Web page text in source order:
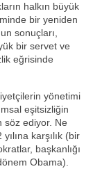
halkın büyük
bir yeniden
sonuçları,
bir servet ve
eğrisinde
yönetimi
eşitsizliğin
söz ediyor. Ne
karşılık (bir
başkanlığı
Obama).